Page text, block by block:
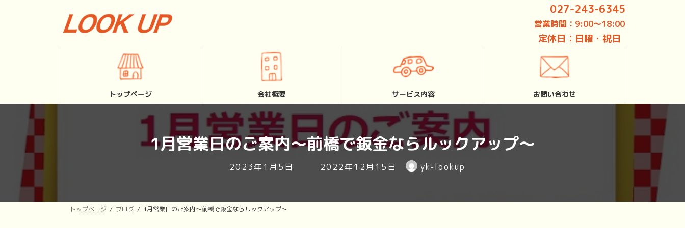
027-243-6345
営業時間：9:00～18:00
定休日：日曜・祝日
トップページ 会社概要 サービス内容 お問い合わせ
1月営業日のご案内～前橋で鈑金ならルックアップ～
2023年1月5日
最
新
2022年12月15日 yk-lookup
トップページ ブログ 1月営業日のご案内～前橋で鈑金ならルックアップ～